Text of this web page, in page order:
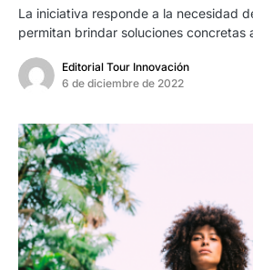
La iniciativa responde a la necesidad
permitan brindar soluciones concretas
Editorial Tour Innovación
6 de diciembre de 2022